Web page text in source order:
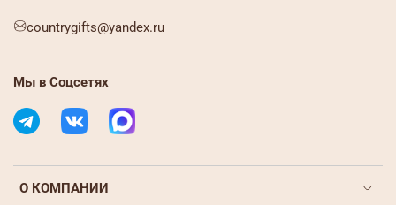
О КОМПАНИИ
countrygifts@yandex.ru
Мы в Соцсетях